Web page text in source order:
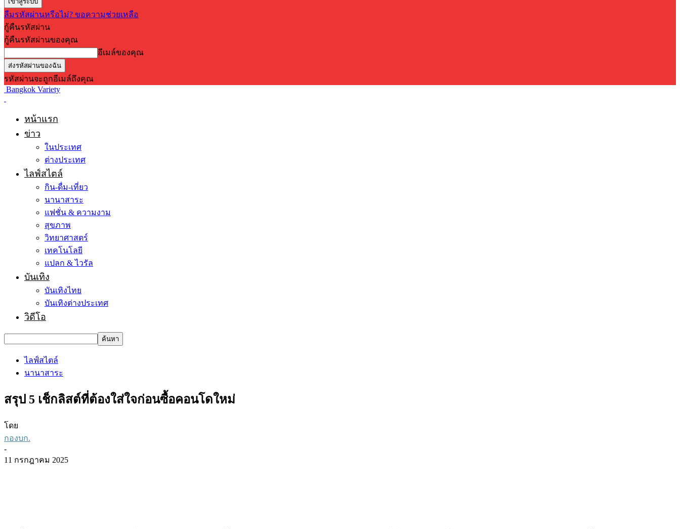
ลืมรหัสผ่านหรือไม่? ขอความช่วยเหลือ
กู้คืนรหัสผ่าน
กู้คืนรหัสผ่านของคุณ
อีเมล์ของคุณ
รหัสผ่านจะถูกอีเมล์ถึงคุณ
Bangkok Variety
หน้าแรก
ข่าว
ในประเทศ
ต่างประเทศ
ไลฟ์สไตล์
กิน-ดื่ม-เที่ยว
นานาสาระ
แฟชั่น & ความงาม
สุขภาพ
วิทยาศาสตร์
เทคโนโลยี
แปลก & ไวรัล
บันเทิง
บันเทิงไทย
บันเทิงต่างประเทศ
วิดีโอ
ไลฟ์สไตล์
นานาสาระ
สรุป 5 เช็กลิสต์ที่ต้องใส่ใจก่อนซื้อคอนโดใหม่
โดย
กองบก.
-
11 กรกฎาคม 2025